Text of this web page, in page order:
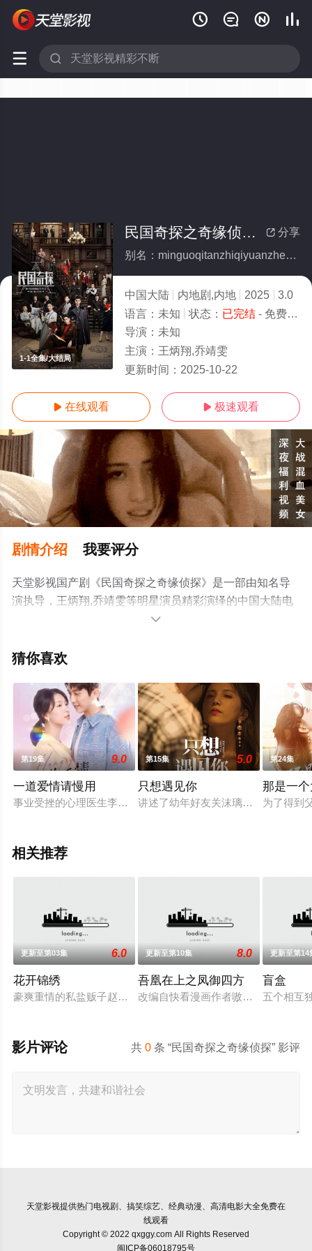
   
 
1-1全集/大结局
 分享
民国奇探之奇缘侦探(全集)
别名：minguoqitanzhiqiyuanzhentan
中国大陆 内地剧,内地 2025
3.0
语言： 未知 状态： 已完结- 免费在线观看
导演： 未知
主演： 王炳翔,乔靖雯
更新时间： 2025-10-22
 在线观看  极速观看
剧情介绍 我要评分
天堂影视国产剧《民国奇探之奇缘侦探》是一部由知名导
演执导，王炳翔,乔靖雯等明星演员精彩演绎的中国大陆电
视剧，大结局剧情已揭晓（1-1全集），手机免费观看高清
可移步至豆瓣电视剧、电视猫或剧情网等平台了解。

猜你喜欢
第19集 9.0
一道爱情请慢用
事业受挫的心理医生李乐怡与闺蜜瑶瑶经营餐厅，以美食与心
第15集 5.0
只想遇见你
讲述了幼年好友关沫璃与梁靖安失联
第24集
那是一
为了得到
相关推荐
更新至第03集 6.0
花开锦绣
豪爽重情的私盐贩子赵凌虽出身草莽，却心怀壮志，他结识了
更新至第10集 8.0
吾凰在上之凤御四方
改编自快看漫画作者嗷小泽的独家连
更新至第14
盲盒
五个相互
共0 条 “民国奇探之奇缘侦探” 影评
影片评论
天堂影视提供热门电视剧、搞笑综艺、经典动漫、高清电影大全免费在
线观看
Copyright © 2022 qxggy.com All Rights Reserved
闽ICP备06018795号